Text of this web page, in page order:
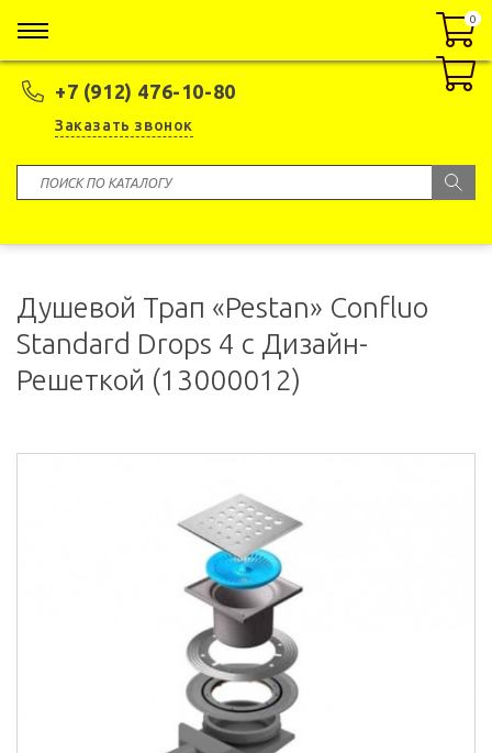
+7 (912) 476-10-80
Заказать звонок
0
0
Душевой Трап «Pestan» Confluo
Standard Drops 4 с Дизайн-
Решеткой (13000012)